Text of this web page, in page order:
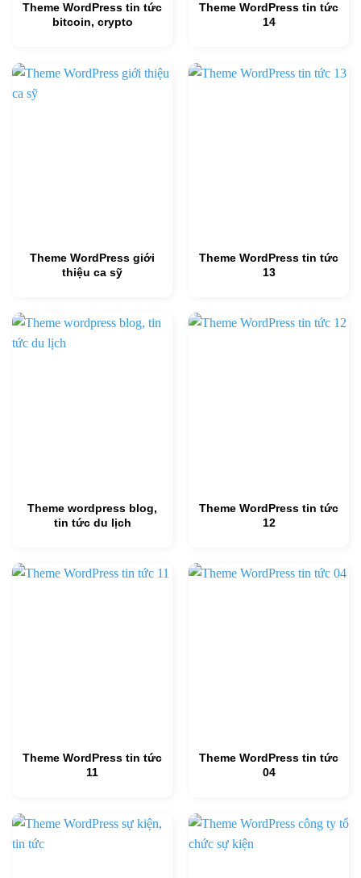
Theme WordPress tin tức
bitcoin, crypto
Theme WordPress tin tức
14
Theme WordPress giới
thiệu ca sỹ
Theme WordPress tin tức
13
Theme wordpress blog,
tin tức du lịch
Theme WordPress tin tức
12
Theme WordPress tin tức
11
Theme WordPress tin tức
04